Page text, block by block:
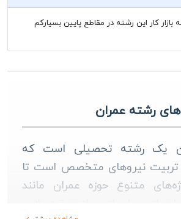
بازار کار این رشته در مقاطع پایین بسیارکم
رشته عمران
یک رشته تحصیلی است که
نیروهای متخصص است تا
متنوع حوزه عمران مانند